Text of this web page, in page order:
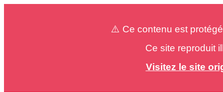
⚠️ Ce contenu est
Ce site reproduit
Visitez le site